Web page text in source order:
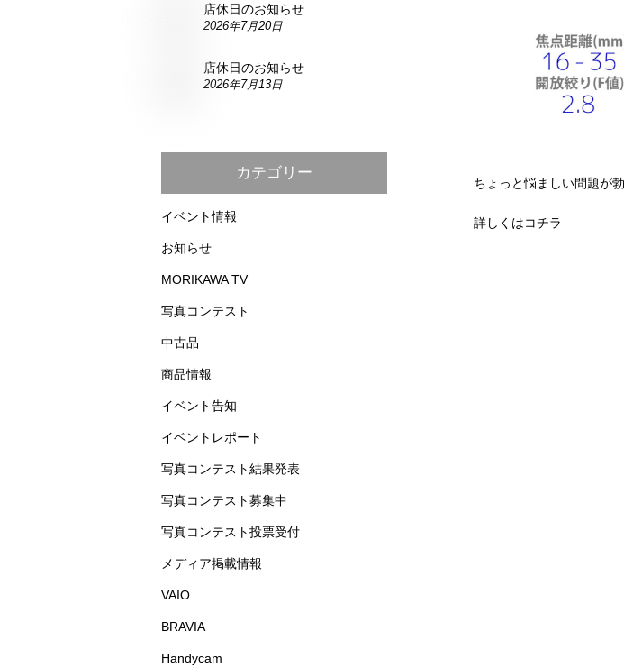
ちょっと悩ましい問題が
詳しくはコチラ
店休日のお知らせ
2026年7月20日
店休日のお知らせ
2026年7月13日
カテゴリー
イベント情報
お知らせ
MORIKAWA TV
写真コンテスト
中古品
商品情報
イベント告知
イベントレポート
写真コンテスト結果発表
写真コンテスト募集中
写真コンテスト投票受付
メディア掲載情報
VAIO
BRAVIA
Handycam